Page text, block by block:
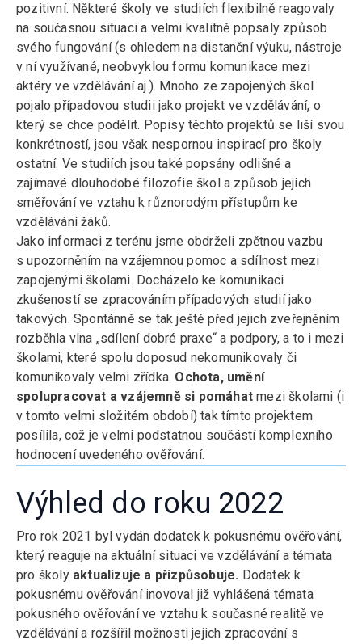
pozitivní. Některé školy ve studiích flexibilně reagovaly
na současnou situaci a velmi kvalitně popsaly způsob
svého fungování (s ohledem na distanční výuku, nástroje
v ní využívané, neobvyklou formu komunikace mezi
aktéry ve vzdělávání aj.). Mnoho ze zapojených škol
pojalo případovou studii jako projekt ve vzdělávání, o
který se chce podělit. Popisy těchto projektů se liší svou
konkrétností, jsou však nespornou inspirací pro školy
ostatní. Ve studiích jsou také popsány odlišné a
zajímavé dlouhodobé filozofie škol a způsob jejich
směřování ve vztahu k různorodým přístupům ke
vzdělávání žáků.
Jako informaci z terénu jsme obdrželi zpětnou vazbu
s upozorněním na vzájemnou pomoc a sdílnost mezi
zapojenými školami. Docházelo ke komunikaci
zkušeností se zpracováním případových studií jako
takových. Spontánně se tak ještě před jejich zveřejněním
rozběhla vlna „sdílení dobré praxe“ a podpory, a to i mezi
školami, které spolu doposud nekomunikovaly či
komunikovaly velmi zřídka. Ochota, umění
spolupracovat a vzájemně si pomáhat mezi školami (i
v tomto velmi složitém období) tak tímto projektem
posílila, což je velmi podstatnou součástí komplexního
hodnocení uvedeného ověřování.
Výhled do roku 2022
Pro rok 2021 byl vydán dodatek k pokusnému ověřování,
který reaguje na aktuální situaci ve vzdělávání a témata
pro školy aktualizuje a přizpůsobuje. Dodatek k
pokusnému ověřování inovoval již vyhlášená témata
pokusného ověřování ve vztahu k současné realitě ve
vzdělávání a rozšířil možnosti jejich zpracování s